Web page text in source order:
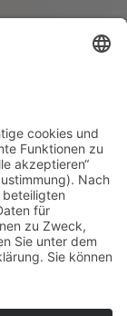
Ihre
Sie